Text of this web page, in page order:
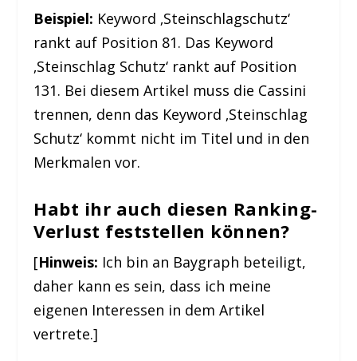
Beispiel: Keyword ‚Steinschlagschutz‘
rankt auf Position 81. Das Keyword
‚Steinschlag Schutz‘ rankt auf Position
131. Bei diesem Artikel muss die Cassini
trennen, denn das Keyword ‚Steinschlag
Schutz‘ kommt nicht im Titel und in den
Merkmalen vor.
Habt ihr auch diesen Ranking-
Verlust feststellen können?
[Hinweis: Ich bin an Baygraph beteiligt,
daher kann es sein, dass ich meine
eigenen Interessen in dem Artikel
vertrete.]